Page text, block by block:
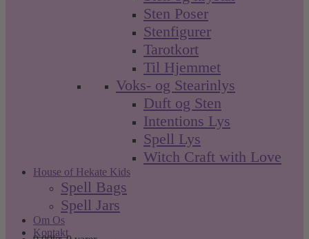
Sten Poser
Stenfigurer
Tarotkort
Til Hjemmet
Voks- og Stearinlys
Duft og Sten
Intentions Lys
Spell Lys
Witch Craft with Love
House of Hekate Kids
Spell Bags
Spell Jars
Om Os
Kontakt